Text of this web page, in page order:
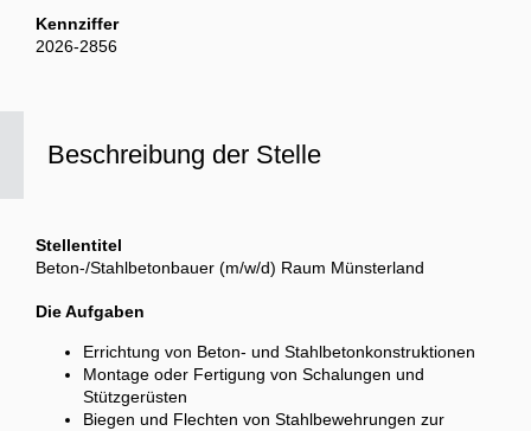
Beschreibung der Stelle
Stellentitel
Beton-/Stahlbetonbauer (m/w/d) Raum Münsterland
Die Aufgaben
Errichtung von Beton- und Stahlbetonkonstruktionen
Montage oder Fertigung von Schalungen und
Stützgerüsten
Biegen und Flechten von Stahlbewehrungen zur
Kennziffer
2026-2856